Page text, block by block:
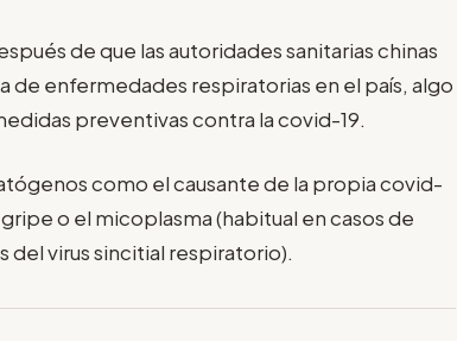
de que las autoridades sanitarias chinas
de enfermedades respiratorias en el país, algo
preventivas contra la covid-19.
como el causante de la propia covid-
o el micoplasma (habitual en casos de
del virus sincitial respiratorio).